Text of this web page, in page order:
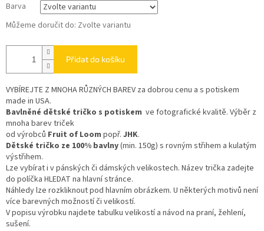
Barva
Můžeme doručit do: Zvolte variantu
Přidat do košíku
VYBÍREJTE Z MNOHA RŮZNÝCH BAREV za dobrou cenu a s potiskem
made in USA.
Bavlněné dětské tričko s potiskem ve fotografické kvalitě. Výběr z
mnoha barev triček
od výrobců Fruit of Loom popř. JHK.
Dětské tričko ze 100% bavlny(min. 150g) s rovným střihem a kulatým
výstřihem.
Lze vybírat i v pánských či dámských velikostech. Název trička zadejte
do políčka HLEDAT na hlavní stránce.
Náhledy lze rozkliknout pod hlavním obrázkem. U některých motivů není
více barevných možností či velikostí.
V popisu výrobku najdete tabulku velikostí a návod na praní, žehlení,
sušení.